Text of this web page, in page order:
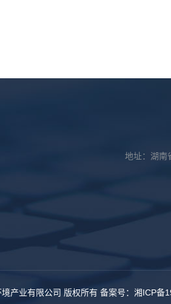
地址：湖南
产业有限公司 版权所有 备案号： 湘ICP备